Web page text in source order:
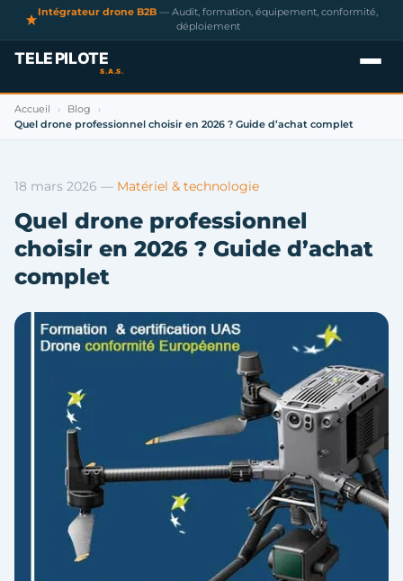
Intégrateur drone B2B — Audit, formation, équipement, conformité,
déploiement
Accueil › Blog ›
Quel drone professionnel choisir en 2026 ? Guide d’achat complet
18 mars 2026 — Matériel & technologie
Quel drone professionnel
choisir en 2026 ? Guide d’achat
complet